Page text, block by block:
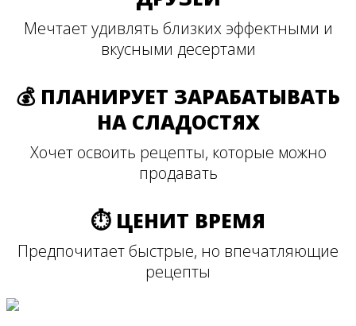
Мечтает удивлять близких эффектными и
вкусными десертами
💰 ПЛАНИРУЕТ ЗАРАБАТЫВАТЬ
НА СЛАДОСТЯХ
Хочет освоить рецепты, которые можно
продавать
⏱ ЦЕНИТ ВРЕМЯ
Предпочитает быстрые, но впечатляющие
рецепты